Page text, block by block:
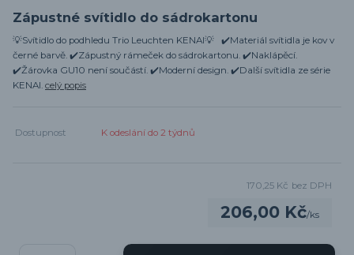
Zápustné svítidlo do sádrokartonu
💡Svítidlo do podhledu Trio Leuchten KENAI💡 ✔️Materiál svítidla je kov v
černé barvě. ✔️Zápustný rámeček do sádrokartonu. ✔️Naklápěcí.
✔️Žárovka GU10 není součástí. ✔️Moderní design. ✔️Další svítidla ze série
KENAI. celý popis
Dostupnost K odeslání do 2 týdnů
206,00 Kč/ks
170,25 Kč bez DPH